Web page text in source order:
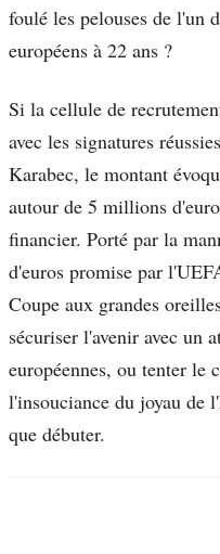
foulé les pelouses de l'un
européens à 22 ans ?
Si la cellule de
avec les signatures
Karabec, le montant
autour de 5 millions
financier. Porté par la
d'euros promise par
Coupe aux grandes
sécuriser l'avenir avec un
européennes, ou tenter le
l'insouciance du joyau
que débuter.